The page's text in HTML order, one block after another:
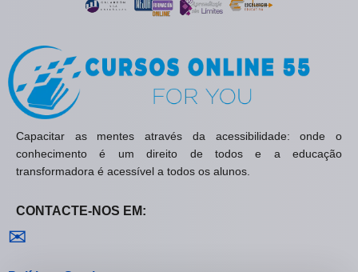
Capacitar as mentes através da acessibilidade: onde o
conhecimento é um direito de todos e a educação
transformadora é acessível a todos os alunos.
CONTACTE-NOS EM:
✉